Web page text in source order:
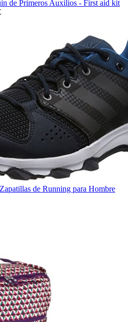
de Primeros Auxilios - First aid kit
de Running para Hombre